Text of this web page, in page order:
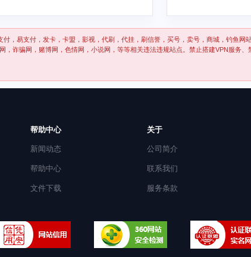
，易支付，发卡，卡盟，影视，代刷，代挂，刷信誉，买号，卖号，商城，钓鱼网
，诈骗网，赌博网，色情网，小说网，等等相关违法违规站点。禁止搭建VPN服务、
帮助中心
新闻动态
帮助中心
文件下载
关于
公司简介
联系我们
服务条款